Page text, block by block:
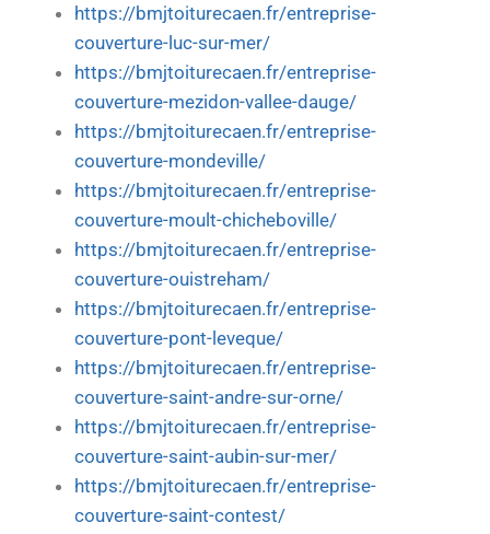
https://bmjtoiturecaen.fr/entreprise-
couverture-luc-sur-mer/
https://bmjtoiturecaen.fr/entreprise-
couverture-mezidon-vallee-dauge/
https://bmjtoiturecaen.fr/entreprise-
couverture-mondeville/
https://bmjtoiturecaen.fr/entreprise-
couverture-moult-chicheboville/
https://bmjtoiturecaen.fr/entreprise-
couverture-ouistreham/
https://bmjtoiturecaen.fr/entreprise-
couverture-pont-leveque/
https://bmjtoiturecaen.fr/entreprise-
couverture-saint-andre-sur-orne/
https://bmjtoiturecaen.fr/entreprise-
couverture-saint-aubin-sur-mer/
https://bmjtoiturecaen.fr/entreprise-
couverture-saint-contest/